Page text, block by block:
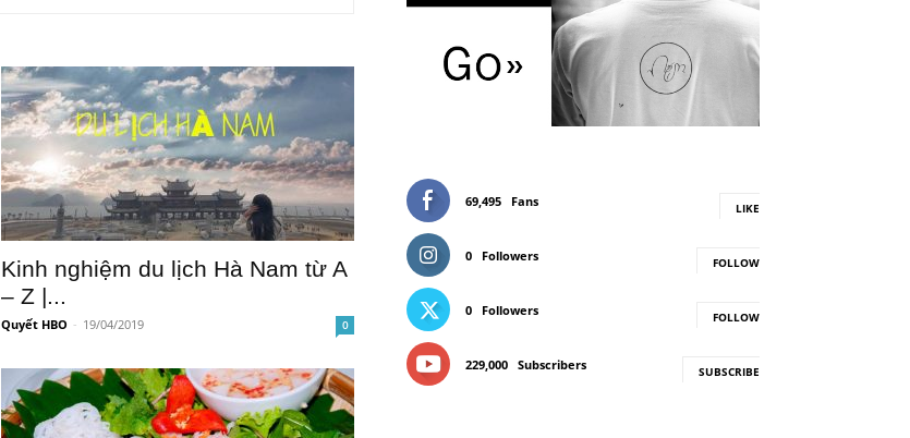
Kinh nghiệm du lịch Hà Nam từ A
– Z |...
Quyết HBO - 19/04/2019 0
69,495 Fans LIKE
0 Followers FOLLOW
0 Followers FOLLOW
229,000 Subscribers SUBSCRIBE